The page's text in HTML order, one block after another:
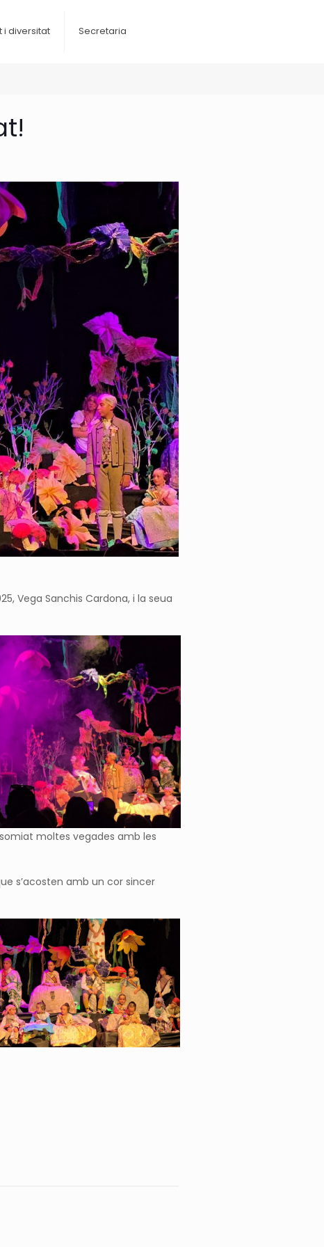
i diversitat Secretaria
Vega Sanchis Cardona, i la seua
moltes vegades amb les
s’acosten amb un cor sincer